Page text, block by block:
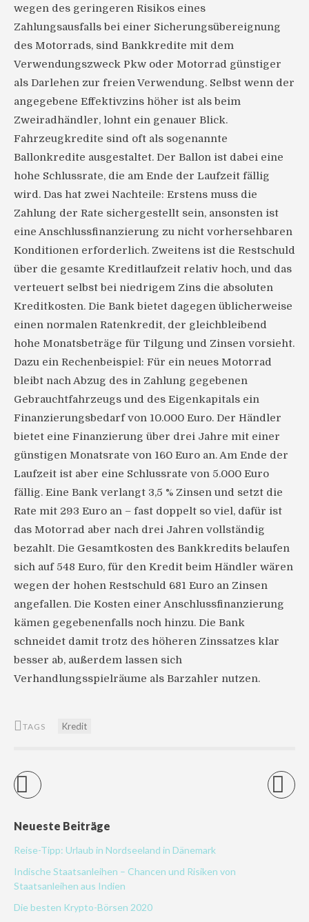
wegen des geringeren Risikos eines
Zahlungsausfalls bei einer Sicherungsübereignung
des Motorrads, sind Bankkredite mit dem
Verwendungszweck Pkw oder Motorrad günstiger
als Darlehen zur freien Verwendung. Selbst wenn der
angegebene Effektivzins höher ist als beim
Zweiradhändler, lohnt ein genauer Blick.
Fahrzeugkredite sind oft als sogenannte
Ballonkredite ausgestaltet. Der Ballon ist dabei eine
hohe Schlussrate, die am Ende der Laufzeit fällig
wird. Das hat zwei Nachteile: Erstens muss die
Zahlung der Rate sichergestellt sein, ansonsten ist
eine Anschlussfinanzierung zu nicht vorhersehbaren
Konditionen erforderlich. Zweitens ist die Restschuld
über die gesamte Kreditlaufzeit relativ hoch, und das
verteuert selbst bei niedrigem Zins die absoluten
Kreditkosten. Die Bank bietet dagegen üblicherweise
einen normalen Ratenkredit, der gleichbleibend
hohe Monatsbeträge für Tilgung und Zinsen vorsieht.
Dazu ein Rechenbeispiel: Für ein neues Motorrad
bleibt nach Abzug des in Zahlung gegebenen
Gebrauchtfahrzeugs und des Eigenkapitals ein
Finanzierungsbedarf von 10.000 Euro. Der Händler
bietet eine Finanzierung über drei Jahre mit einer
günstigen Monatsrate von 160 Euro an. Am Ende der
Laufzeit ist aber eine Schlussrate von 5.000 Euro
fällig. Eine Bank verlangt 3,5 % Zinsen und setzt die
Rate mit 293 Euro an – fast doppelt so viel, dafür ist
das Motorrad aber nach drei Jahren vollständig
bezahlt. Die Gesamtkosten des Bankkredits belaufen
sich auf 548 Euro, für den Kredit beim Händler wären
wegen der hohen Restschuld 681 Euro an Zinsen
angefallen. Die Kosten einer Anschlussfinanzierung
kämen gegebenenfalls noch hinzu. Die Bank
schneidet damit trotz des höheren Zinssatzes klar
besser ab, außerdem lassen sich
Verhandlungsspielräume als Barzahler nutzen.
TAGS Kredit
Neueste Beiträge
Reise-Tipp: Urlaub in Nordseeland in Dänemark
Indische Staatsanleihen – Chancen und Risiken von
Staatsanleihen aus Indien
Die besten Krypto-Börsen 2020